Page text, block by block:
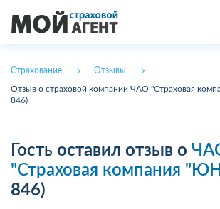
Страхование Отзывы
Отзыв о страховой компании ЧАО "Страховая
846)
Гость оставил отзыв о
"Страховая компания
846)